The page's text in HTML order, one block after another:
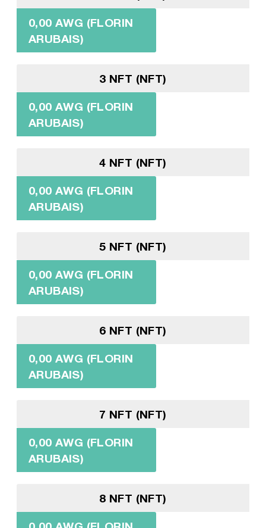
0,00 AWG (FLORIN
ARUBAIS)
3 NFT (NFT)
0,00 AWG (FLORIN
ARUBAIS)
4 NFT (NFT)
0,00 AWG (FLORIN
ARUBAIS)
5 NFT (NFT)
0,00 AWG (FLORIN
ARUBAIS)
6 NFT (NFT)
0,00 AWG (FLORIN
ARUBAIS)
7 NFT (NFT)
0,00 AWG (FLORIN
ARUBAIS)
8 NFT (NFT)